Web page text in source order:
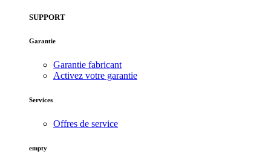
SUPPORT
Garantie
Garantie fabricant
Activez votre garantie
Services
Offres de service
empty